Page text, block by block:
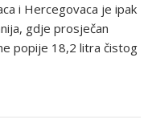
i Hercegovaca je ipak
gdje prosječan
popije 18,2 litra čistog